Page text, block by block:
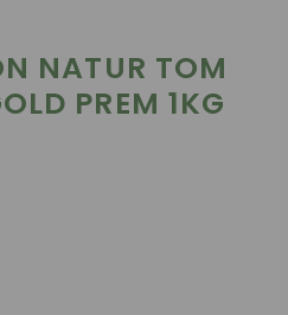
NATUR TOM
PREM 1KG